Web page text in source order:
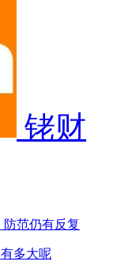
铑财
防范仍有反复
多大呢